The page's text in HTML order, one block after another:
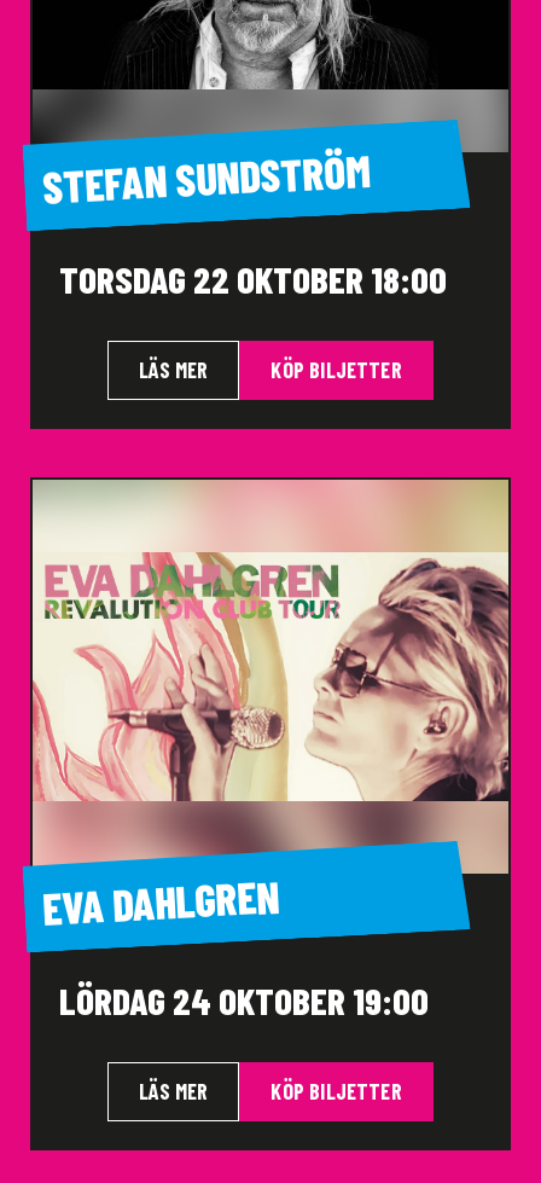
STEFAN SUNDSTRÖM
TORSDAG 22 OKTOBER 18:00
LÄS MER KÖP BILJETTER
EVA DAHLGREN
LÖRDAG 24 OKTOBER 19:00
LÄS MER KÖP BILJETTER